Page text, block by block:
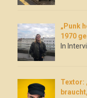
„Punk
1970
In
Textor: